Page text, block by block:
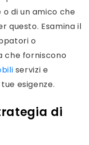
di un amico che
questo. Esamina il
o
che forniscono
servizi e
esigenze.
di